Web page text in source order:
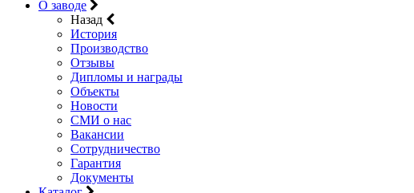
О заводе
Назад
История
Производство
Отзывы
Дипломы и награды
Объекты
Новости
СМИ о нас
Вакансии
Сотрудничество
Гарантия
Документы